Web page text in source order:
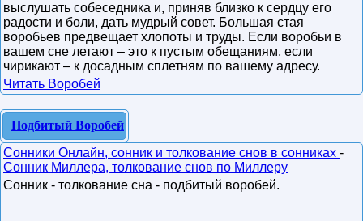
выслушать собеседника и, приняв близко к сердцу его
радости и боли, дать мудрый совет. Большая стая
воробьев предвещает хлопоты и труды. Если воробьи в
вашем сне летают – это к пустым обещаниям, если
чирикают – к досадным сплетням по вашему адресу.
Читать Воробей
Подбитый Воробей
Сонники Онлайн, сонник и толкование снов в сонниках -
Сонник Миллера, толкование снов по Миллеру
Сонник - толкование сна - подбитый воробей.